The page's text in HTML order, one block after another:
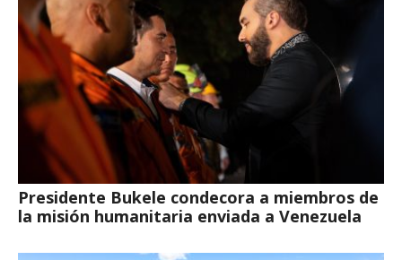
Presidente Bukele condecora a miembros de
la misión humanitaria enviada a Venezuela